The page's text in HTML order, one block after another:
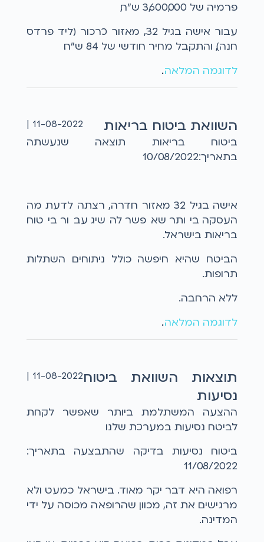
פרמיה של 3,600,000 ש"ח,
עבור אישה בגיל 32, מאזור כרכור (ליד פרדס
חנה), והתקבל מחיר חודשי של 84 ש"ח.
לדוגמה המלאה...
11-08-2022 | השוואת ביטוח בריאות
ביטוח בריאות תוצאה שנעשתה
בתאריך:10/08/2022
אישה בגיל 32 מאזור חדרה, רצתה לדעת מה
העסקה ביותר שאפשר להשיג עבור ביטוח
בריאות בישראל.
הביטח שהיא חיפשה כולל ניתוחים השתלות
תרופות.
ללא הרחבה.
לדוגמה המלאה...
11-08-2022 |תוצאות השוואת ביטוח
נסיעות
ההצעה המשתלמת ביותר שאפשר לקחת
לביטח נסיעות במערכת שלנו
ביטוח נסיעות בדיקה שהתבצעה בתאריך:
11/08/2022
רפואה היא דבר יקר מאוד. בישראל כמעט ולא
מרגישים את זה, מכוון שהרופאה מכוסה על ידי
המדינה.